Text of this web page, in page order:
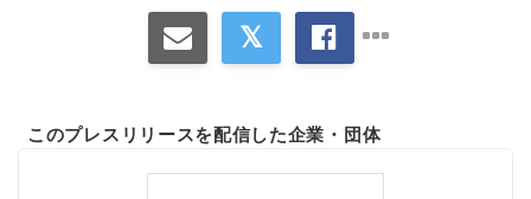
このプレスリリースを配信した企業・団体